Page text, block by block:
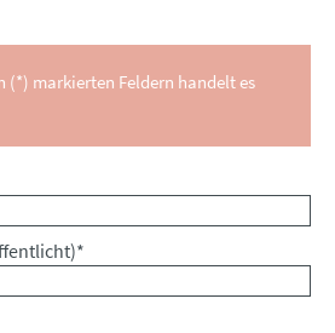
(*) markierten Feldern handelt es
*